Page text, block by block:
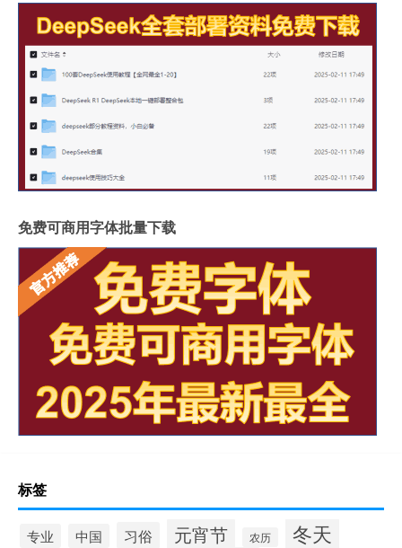
免费可商用字体批量下载
标签
专业 中国 习俗 元宵节 农历 冬天